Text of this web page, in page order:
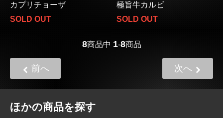
カプリチョーザ
SOLD OUT
極旨牛カルビ
SOLD OUT
8商品中1-8商品
前へ 次へ
ほかの商品を探す